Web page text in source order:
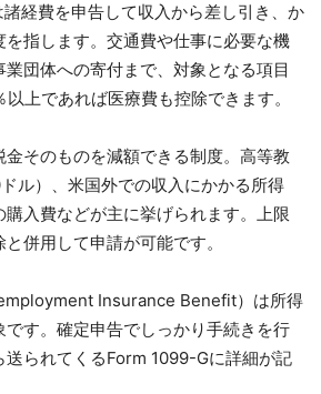
経費を申告して収入から差し引き、か
指します。交通費や仕事に必要な機
団体への寄付まで、対象となる項目
上であれば医療費も控除できます。
そのものを減額できる制度。高等教
ル）、米国外での収入にかかる所得
入費などが主に挙げられます。上限
併用して申請が可能です。
Insurance Benefit）は所得
す。確定申告でしっかり手続きを行
送られてくるForm 1099-Gに詳細が記